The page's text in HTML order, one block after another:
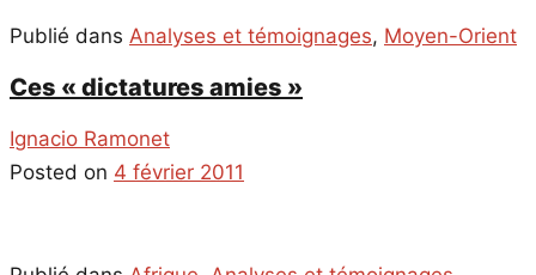
Publié dans Analyses et témoignages, Moyen-Orient
Ces « dictatures amies »
Ignacio Ramonet
Posted on 4 février 2011